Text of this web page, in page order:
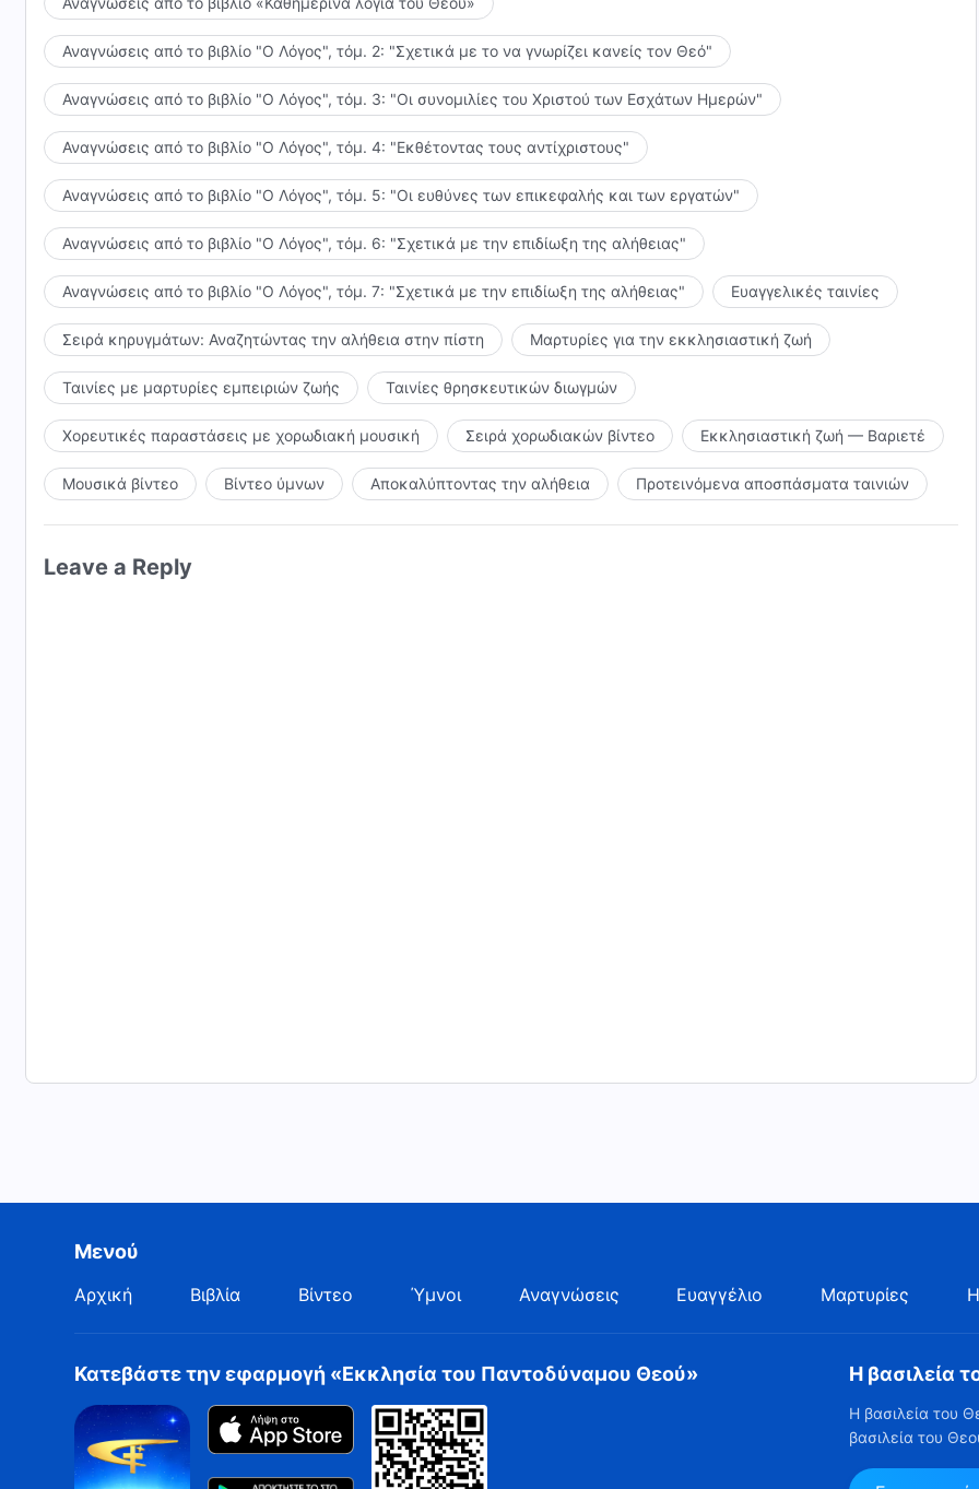
Αναγνώσεις από το βιβλίο "Ο Λόγος", τόμ. 2: "Σχετικά με το να γνωρίζει κανείς τον Θεό"
Αναγνώσεις από το βιβλίο "Ο Λόγος", τόμ. 3: "Οι συνομιλίες του Χριστού των Εσχάτων Ημερών"
Αναγνώσεις από το βιβλίο "Ο Λόγος", τόμ. 4: "Εκθέτοντας τους αντίχριστους"
Αναγνώσεις από το βιβλίο "Ο Λόγος", τόμ. 5: "Οι ευθύνες των επικεφαλής και των εργατών"
Αναγνώσεις από το βιβλίο "Ο Λόγος", τόμ. 6: "Σχετικά με την επιδίωξη της αλήθειας"
Αναγνώσεις από το βιβλίο "Ο Λόγος", τόμ. 7: "Σχετικά με την επιδίωξη της αλήθειας" Ευαγγελικές ταινίες
Σειρά κηρυγμάτων: Αναζητώντας την αλήθεια στην πίστη Μαρτυρίες για την εκκλησιαστική ζωή
Ταινίες με μαρτυρίες εμπειριών ζωής Ταινίες θρησκευτικών διωγμών
Χορευτικές παραστάσεις με χορωδιακή μουσική Σειρά χορωδιακών βίντεο Εκκλησιαστική ζωή — Βαριετέ
Μουσικά βίντεο Βίντεο ύμνων Αποκαλύπτοντας την αλήθεια Προτεινόμενα αποσπάσματα ταινιών
Leave a Reply
Μενού
Αρχική Βιβλία Βίντεο Ύμνοι Αναγνώσεις Ευαγγέλιο Μαρτυρίες
Κατεβάστε την εφαρμογή «Εκκλησία του Παντοδύναμου Θεού» Η βασιλεία
Η βασιλεία του
βασιλεία του